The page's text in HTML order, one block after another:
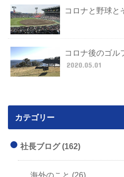
コロナと野球と
コロナ後のゴル
2020.05.01
カテゴリー
社長ブログ(162)
海外のこと (26)